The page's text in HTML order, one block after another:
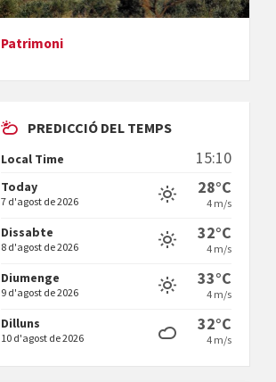
mare&quot;, d'Emma Zafon
En Bum
Vermuts a la Font. Hit parit
Patrimoni
PREDICCIÓ DEL TEMPS
Local Time 15:10
Today
7 d'agost de 2026
28°C
4 m/s
Dissabte
8 d'agost de 2026
32°C
4 m/s
Diumenge
9 d'agost de 2026
33°C
4 m/s
Dilluns
10 d'agost de 2026
32°C
4 m/s